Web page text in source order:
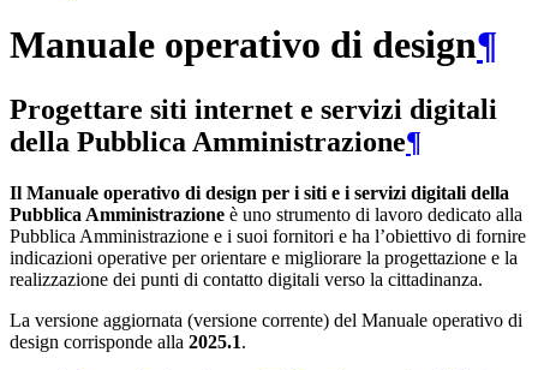
Manuale operativo di design¶
Progettare siti internet e servizi digitali
della Pubblica Amministrazione¶
Il Manuale operativo di design per i siti e i servizi digitali della
Pubblica Amministrazione è uno strumento di lavoro dedicato alla
Pubblica Amministrazione e i suoi fornitori e ha l’obiettivo di fornire
indicazioni operative per orientare e migliorare la progettazione e la
realizzazione dei punti di contatto digitali verso la cittadinanza.
La versione aggiornata (versione corrente) del Manuale operativo di
design corrisponde alla 2025.1.